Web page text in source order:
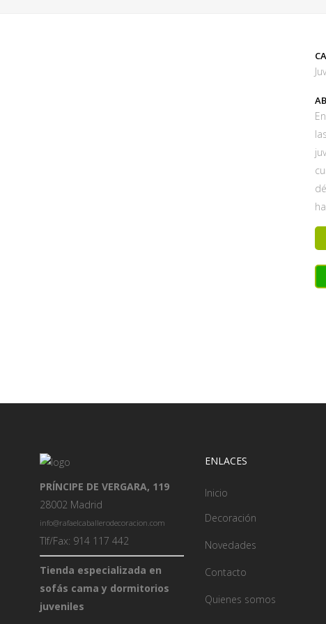
PRÍNCIPE DE VERGARA, 119
28002 Madrid
info@rafaelcaballerodecoracion.com
Tlf/Fax: 914 117 442
Tienda especializada en
sofás cama y dormitorios
juveniles
ENLACES
Inicio
Decoración
Novedades
Contacto
Quienes somos